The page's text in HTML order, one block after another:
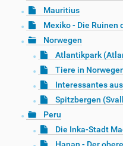
Mauritius
Mexiko - Die Ruinen
Norwegen
Atlantikpark
Tiere in
Interessantes
Spitzbergen
Peru
Die Inka-Stadt